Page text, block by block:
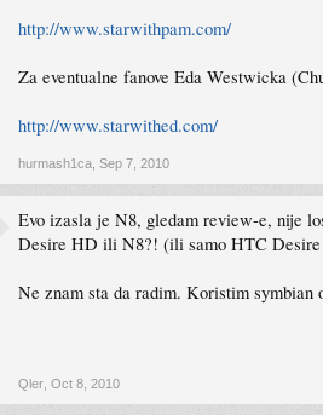
http://www.starwithpam.com/
Za eventualne fanove Eda Westwicka
http://www.starwithed.com/
hurmash1ca Sep 7, 2010
Evo izasla je N8, gledam review-e, nije
Desire HD ili N8?! (ili samo HTC Desire
Ne znam sta da radim. Koristim symbian
Qler Oct 8, 2010